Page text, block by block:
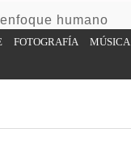
humano
FOTOGRAFÍA MÚSICA